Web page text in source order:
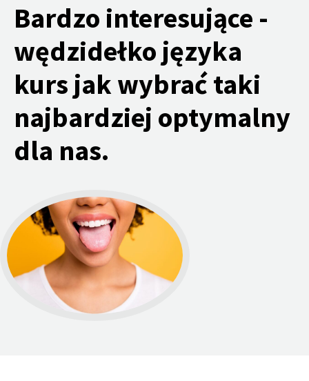
Bardzo interesujące -
wędzidełko języka
kurs jak wybrać taki
najbardziej optymalny
dla nas.